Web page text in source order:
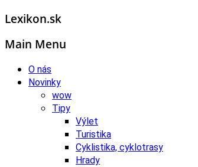
Lexikon.sk
Main Menu
O nás
Novinky
wow
Tipy
Výlet
Turistika
Cyklistika, cyklotrasy
Hrady